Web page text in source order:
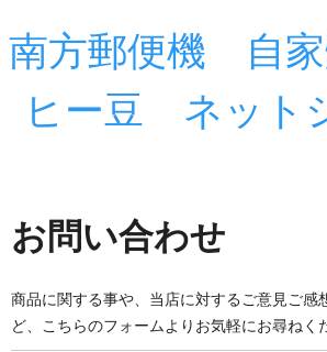
南方郵便機 自家
ヒー豆 ネット
お問い合わせ
商品に関する事や、当店に対するご意見ご感
ど、こちらのフォームよりお気軽にお尋ねく